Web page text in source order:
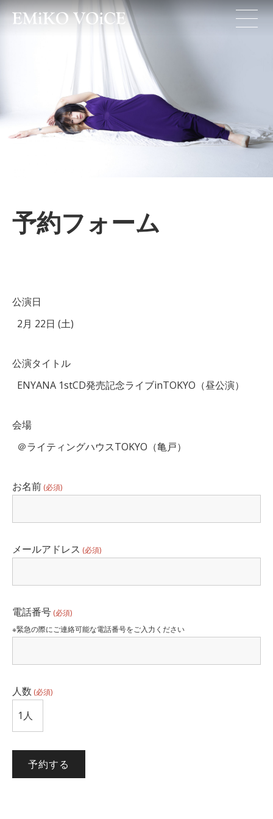
予約フォーム
公演日
公演タイトル
会場
お名前 (必須)
メールアドレス (必須)
電話番号 (必須)
※緊急の際にご連絡可能な電話番号をご入力ください
人数 (必須)